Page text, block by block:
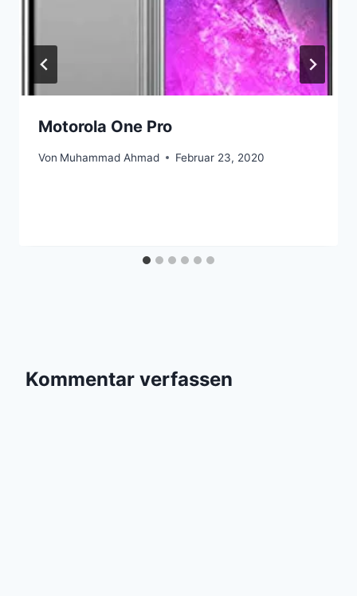
Motorola One Pro
Von Muhammad Ahmad Februar 23, 2020
Kommentar verfassen